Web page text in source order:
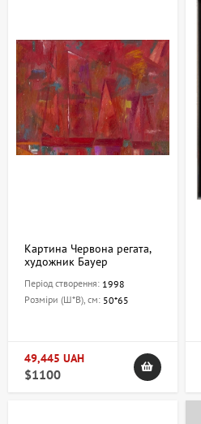
Картина Червона регата,
художник Бауер
Період створення: 1998
Розміри (Ш*В), см: 50*65
49,445 UAH
$1100